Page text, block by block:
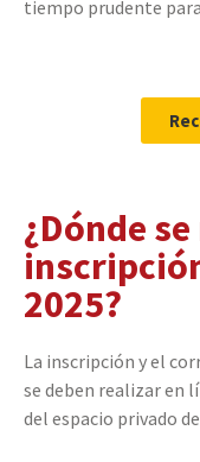
tiempo prudente
¿Dónde
2025?
La inscripción y el
se deben realizar en
del espacio privado